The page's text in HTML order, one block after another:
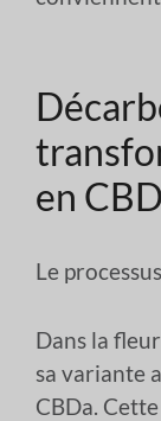
en CBD
Le
Dans la
sa variante
CBDa.